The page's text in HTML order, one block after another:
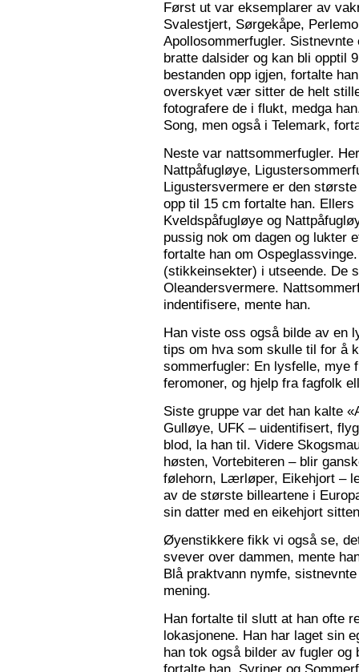
Først ut var eksemplarer av
Svalestjert, Sørgekåpe,
Apollosommerfugler.
bratte dalsider og kan bli opptil
bestanden opp igjen, fortalte
overskyet vær sitter de helt
fotografere de i flukt, medga
Song, men også i Telemark,
Neste var nattsommerfugler.
Nattpåfugløye,
Ligustersvermere er den
opp til 15 cm fortalte han.
Kveldspåfugløye og
pussig nok om dagen og lukter
fortalte han om
(stikkeinsekter) i utseende. De
Oleandersvermere.
indentifisere, mente han.
Han viste oss også bilde av en
tips om hva som skulle til for å
sommerfugler: En lysfelle, mye
feromoner, og hjelp fra fagfolk
Siste gruppe var det han kalte
Gulløye, UFK – uidentifisert,
blod, la han til. Videre
høsten, Vortebiteren – blir
følehorn, Lærløper, Eikehjort –
av de største billeartene i
sin datter med en eikehjort
Øyenstikkere fikk vi også se,
svever over dammen, mente
Blå praktvann nymfe,
mening.
Han fortalte til slutt at han ofte
lokasjonene. Han har laget sin
han tok også bilder av fugler
fortalte han. Syriner og